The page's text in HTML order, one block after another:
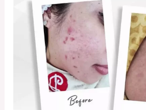
Treatment
Revitalize